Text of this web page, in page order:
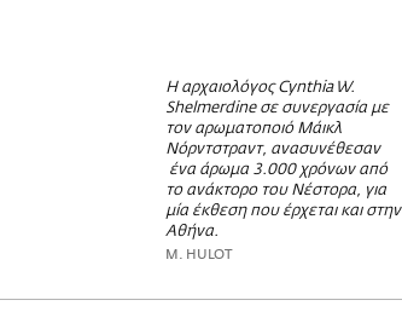
Η αρχαιολόγος Cynthia W.
Shelmerdine σε συνεργασία με
τον αρωματοποιό Μάικλ
Νόρντστραντ, ανασυνέθεσαν
ένα άρωμα 3.000 χρόνων από
το ανάκτορο του Νέστορα, για
μία έκθεση που έρχεται και στην
Αθήνα.
M. HULOT